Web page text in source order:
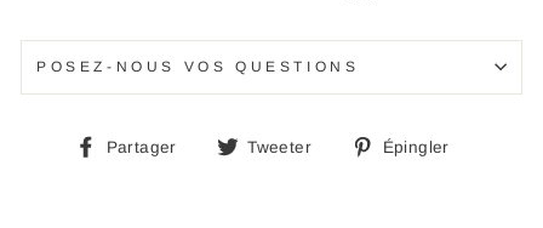
POSEZ-NOUS VOS QUESTIONS
Partager
PartagerTweeter
TweeterÉpingler